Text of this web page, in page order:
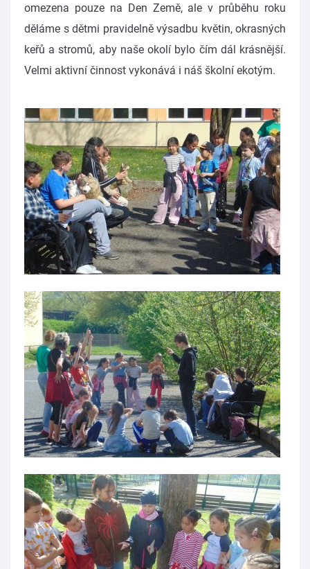
omezena pouze na Den Země, ale v průběhu roku
děláme s dětmi pravidelně výsadbu květin, okrasných
keřů a stromů, aby naše okolí bylo čím dál krásnější.
Velmi aktivní činnost vykonává i náš školní ekotým.